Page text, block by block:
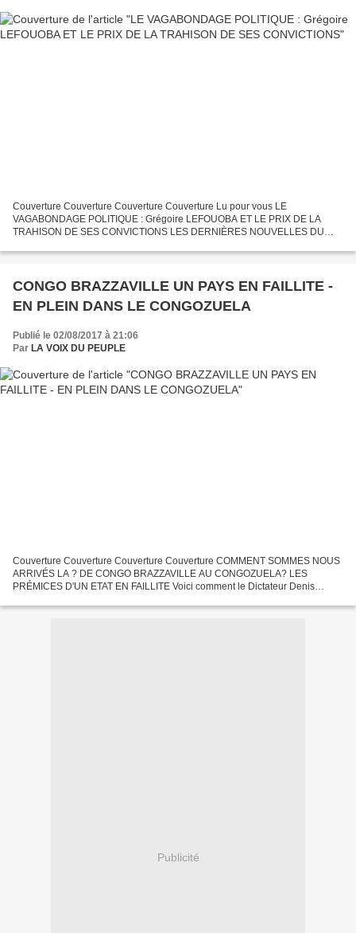
Couverture Couverture Couverture Couverture Lu pour vous LE
VAGABONDAGE POLITIQUE : Grégoire LEFOUOBA ET LE PRIX DE LA
TRAHISON DE SES CONVICTIONS LES DERNIÈRES NOUVELLES DU
DES CONGOLAIS A GRÉGOIRE...
CONGO BRAZZAVILLE UN PAYS EN FAILLITE -
EN PLEIN DANS LE CONGOZUELA
Publié le 02/08/2017 à 21:06
Par LA VOIX DU PEUPLE
Couverture Couverture Couverture Couverture COMMENT SOMMES NOUS
ARRIVÉS LA ? DE CONGO BRAZZAVILLE AU CONGOZUELA? LES
PRÉMICES D'UN ETAT EN FAILLITE Voici comment le Dictateur Denis
CENTRALE. FAISANT DU...
Publicité